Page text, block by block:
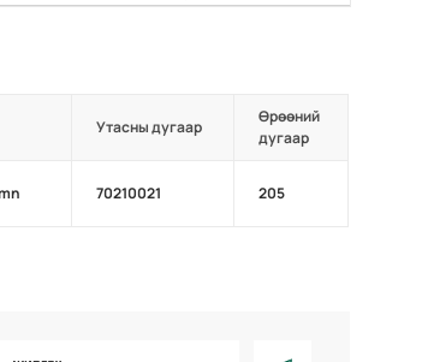
Утасны дугаар
Өрөөний
дугаар
70210021 205